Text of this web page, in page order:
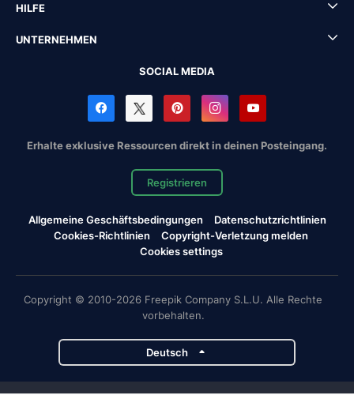
HILFE
UNTERNEHMEN
SOCIAL MEDIA
Erhalte exklusive Ressourcen direkt in deinen Posteingang.
Registrieren
Allgemeine Geschäftsbedingungen
Datenschutzrichtlinien
Cookies-Richtlinien
Copyright-Verletzung melden
Cookies settings
Copyright © 2010-2026 Freepik Company S.L.U. Alle Rechte
vorbehalten.
Deutsch